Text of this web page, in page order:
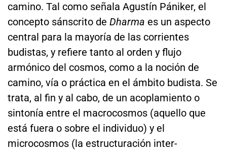
camino. Tal como señala Agustín Pániker, el
concepto sánscrito de Dharma es un aspecto
central para la mayoría de las corrientes
budistas, y refiere tanto al orden y flujo
armónico del cosmos, como a la noción de
camino, vía o práctica en el ámbito budista. Se
trata, al fin y al cabo, de un acoplamiento o
sintonía entre el macrocosmos (aquello que
está fuera o sobre el individuo) y el
microcosmos (la estructuración inter-